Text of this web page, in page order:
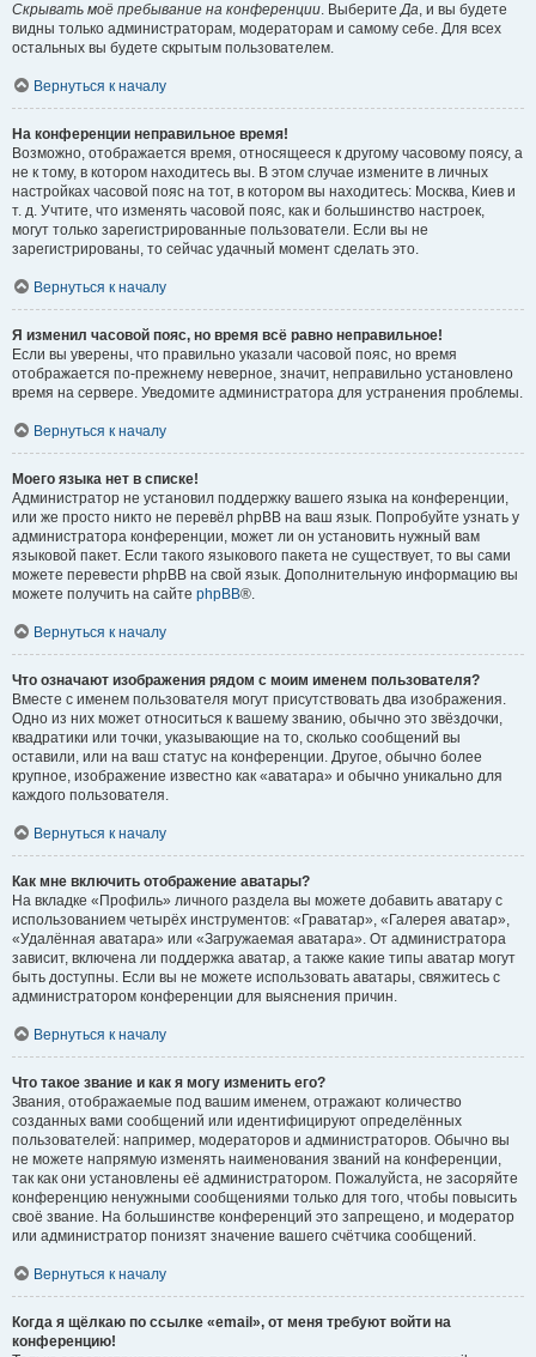
Скрывать моё пребывание на конференции. ВыберитеДа, и вы будете
видны только администраторам, модераторам и самому себе. Для всех
остальных вы будете скрытым пользователем.
Вернуться к началу
На конференции неправильное время!
Возможно, отображается время, относящееся к другому часовому поясу, а
не к тому, в котором находитесь вы. В этом случае измените в личных
настройках часовой пояс на тот, в котором вы находитесь: Москва, Киев и
т. д. Учтите, что изменять часовой пояс, как и большинство настроек,
могут только зарегистрированные пользователи. Если вы не
зарегистрированы, то сейчас удачный момент сделать это.
Вернуться к началу
Я изменил часовой пояс, но время всё равно неправильное!
Если вы уверены, что правильно указали часовой пояс, но время
отображается по-прежнему неверное, значит, неправильно установлено
время на сервере. Уведомите администратора для устранения проблемы.
Вернуться к началу
Моего языка нет в списке!
Администратор не установил поддержку вашего языка на конференции,
или же просто никто не перевёл phpBB на ваш язык. Попробуйте узнать у
администратора конференции, может ли он установить нужный вам
языковой пакет. Если такого языкового пакета не существует, то вы сами
можете перевести phpBB на свой язык. Дополнительную информацию вы
можете получить на сайте phpBB®.
Вернуться к началу
Что означают изображения рядом с моим именем пользователя?
Вместе с именем пользователя могут присутствовать два изображения.
Одно из них может относиться к вашему званию, обычно это звёздочки,
квадратики или точки, указывающие на то, сколько сообщений вы
оставили, или на ваш статус на конференции. Другое, обычно более
крупное, изображение известно как «аватара» и обычно уникально для
каждого пользователя.
Вернуться к началу
Как мне включить отображение аватары?
На вкладке «Профиль» личного раздела вы можете добавить аватару с
использованием четырёх инструментов: «Граватар», «Галерея аватар»,
«Удалённая аватара» или «Загружаемая аватара». От администратора
зависит, включена ли поддержка аватар, а также какие типы аватар могут
быть доступны. Если вы не можете использовать аватары, свяжитесь с
администратором конференции для выяснения причин.
Вернуться к началу
Что такое звание и как я могу изменить его?
Звания, отображаемые под вашим именем, отражают количество
созданных вами сообщений или идентифицируют определённых
пользователей: например, модераторов и администраторов. Обычно вы
не можете напрямую изменять наименования званий на конференции,
так как они установлены её администратором. Пожалуйста, не засоряйте
конференцию ненужными сообщениями только для того, чтобы повысить
своё звание. На большинстве конференций это запрещено, и модератор
или администратор понизят значение вашего счётчика сообщений.
Вернуться к началу
Когда я щёлкаю по ссылке «email», от меня требуют войти на
конференцию!